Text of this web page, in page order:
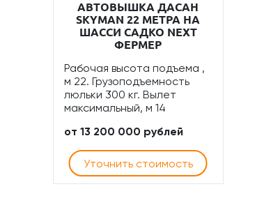
АВТОВЫШКА ДАСАН
SKYMAN 22 МЕТРА НА
ШАССИ САДКО NEXT
ФЕРМЕР
Рабочая высота подъема ,
м 22. Грузоподъемность
люльки 300 кг. Вылет
максимальный, м 14
от 13 200 000 рублей
Уточнить стоимость